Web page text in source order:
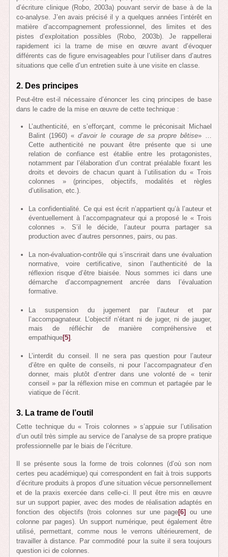
d’écriture clinique (Robo, 2003a) pouvant servir de base à de la
co-analyse. J’en avais précisé il y a quelques années l’intérêt en
matière d’accompagnement professionnel, des limites et des
pistes d’exploitation possibles (Robo, 2003b). Je rappellerai
rapidement ici la trame de mise en œuvre avant d’évoquer
différents cas de figure envisageables pour l’utiliser dans d’autres
situations que celle d’un entretien suite à une visite en classe.
2. Des principes
Peut-être est-il nécessaire d’énoncer les cinq principes de base
dans le cadre de la mise en œuvre de cette technique :
L’authenticité, en s’efforçant, comme le préconisait Michael
Balint (1960) «d’avoir le courage de sa propre bêtise» …
Cette authenticité ne pouvant être présente que si une
relation de confiance est établie entre les protagonistes,
notamment par l’élaboration d’un contrat préalable fixant les
droits et devoirs de chacun quant à l’utilisation du « Trois
colonnes » (principes, objectifs, modalités et règles
d’utilisation, etc.).
La confidentialité. Ce qui est écrit n’appartient qu’à l’auteur et
éventuellement à l’accompagnateur qui a proposé le « Trois
colonnes ». S’il le décide, l’auteur pourra partager sa
production avec d’autres personnes, pairs, ou pas.
La non-évaluation-contrôle qui s’inscrirait dans une évaluation
normative, voire certificative, sinon l’authenticité de la
réflexion risque d’être biaisée. Nous sommes ici dans une
démarche d’accompagnement ancrée dans l’évaluation
formative.
La suspension du jugement par l’auteur et par
l’accompagnateur. L’objectif n’étant ni de juger, ni de jauger,
mais de réfléchir de manière compréhensive et
empathique[5]
L’interdit du conseil. Il ne sera pas question pour l’auteur
d’être en quête de conseils, ni pour l’accompagnateur d’en
donner, mais plutôt d’entrer dans une volonté de « tenir
conseil » par la réflexion mise en commun et partagée par le
viatique de l’écrit.
3. La trame de l’outil
Cette technique du « Trois colonnes » s’appuie sur l’utilisation
d’un outil très simple au service de l’analyse de sa propre pratique
professionnelle par le biais de l’écriture.
Il se présente sous la forme de trois colonnes (d’où son nom
certes peu académique) qui correspondent en fait à trois supports
d’écriture produits à propos d’une situation vécue personnellement
et de la praxis exercée dans celle-ci. Il peut être mis en œuvre
sur un support papier, avec des modes de réalisation adaptés en
fonction des objectifs (trois colonnes sur une page[6]
ou une
colonne par pages). Un support numérique, peut également être
utilisé, permettant, comme nous le verrons ultérieurement, de
travailler à distance. Par commodité pour la suite il sera toujours
question ici de colonnes.